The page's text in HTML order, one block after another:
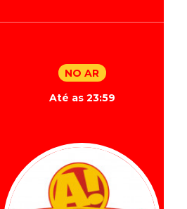
NO AR
Até as 23:59